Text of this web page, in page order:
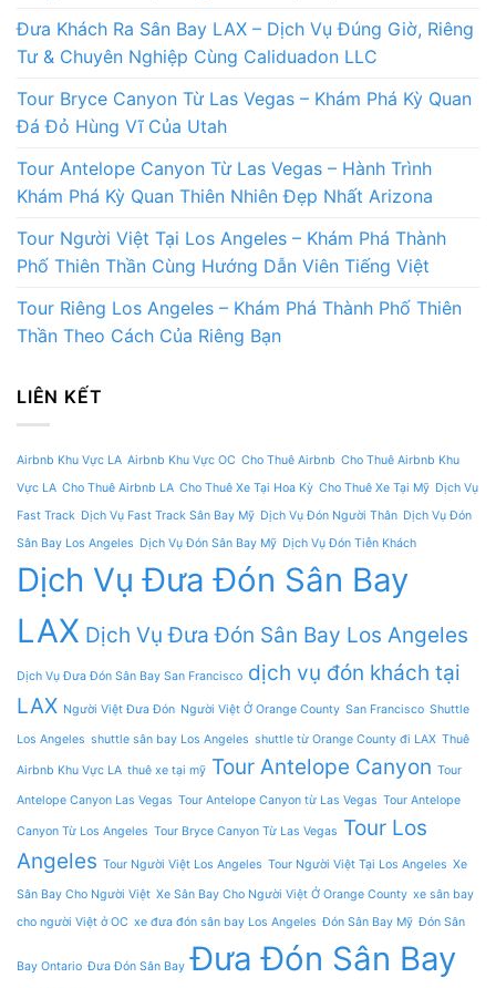
Đưa Khách Ra Sân Bay LAX – Dịch Vụ Đúng Giờ, Riêng
Tư & Chuyên Nghiệp Cùng Caliduadon LLC
Tour Bryce Canyon Từ Las Vegas – Khám Phá Kỳ Quan
Đá Đỏ Hùng Vĩ Của Utah
Tour Antelope Canyon Từ Las Vegas – Hành Trình
Khám Phá Kỳ Quan Thiên Nhiên Đẹp Nhất Arizona
Tour Người Việt Tại Los Angeles – Khám Phá Thành
Phố Thiên Thần Cùng Hướng Dẫn Viên Tiếng Việt
Tour Riêng Los Angeles – Khám Phá Thành Phố Thiên
Thần Theo Cách Của Riêng Bạn
LIÊN KẾT
Airbnb Khu Vực LA Airbnb Khu Vực OC Cho Thuê Airbnb Cho Thuê Airbnb Khu
Vực LA Cho Thuê Airbnb LA Cho Thuê Xe Tại Hoa Kỳ Cho Thuê Xe Tại Mỹ Dịch Vụ
Fast Track Dịch Vụ Fast Track Sân Bay Mỹ Dịch Vụ Đón Người Thân Dịch Vụ Đón
Sân Bay Los Angeles Dịch Vụ Đón Sân Bay Mỹ Dịch Vụ Đón Tiễn Khách
Dịch Vụ Đưa Đón Sân Bay
LAX Dịch Vụ Đưa Đón Sân Bay Los Angeles
Dịch Vụ Đưa Đón Sân Bay San Francisco dịch vụ đón khách tại
LAX Người Việt Đưa Đón Người Việt Ở Orange County San Francisco Shuttle
Los Angeles shuttle sân bay Los Angeles shuttle từ Orange County đi LAX Thuê
Airbnb Khu Vực LA thuê xe tại mỹ Tour Antelope Canyon Tour
Antelope Canyon Las Vegas Tour Antelope Canyon từ Las Vegas Tour Antelope
Canyon Từ Los Angeles Tour Bryce Canyon Từ Las Vegas Tour Los
Angeles Tour Người Việt Los Angeles Tour Người Việt Tại Los Angeles Xe
Sân Bay Cho Người Việt Xe Sân Bay Cho Người Việt Ở Orange County xe sân bay
cho người Việt ở OC xe đưa đón sân bay Los Angeles Đón Sân Bay Mỹ Đón Sân
Bay Ontario Đưa Đón Sân Bay Đưa Đón Sân Bay